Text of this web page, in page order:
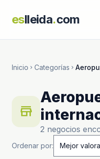
eslleida.com
Inicio chevron_right Categorías chevron_right
store
2 negocios
Ordenar por: